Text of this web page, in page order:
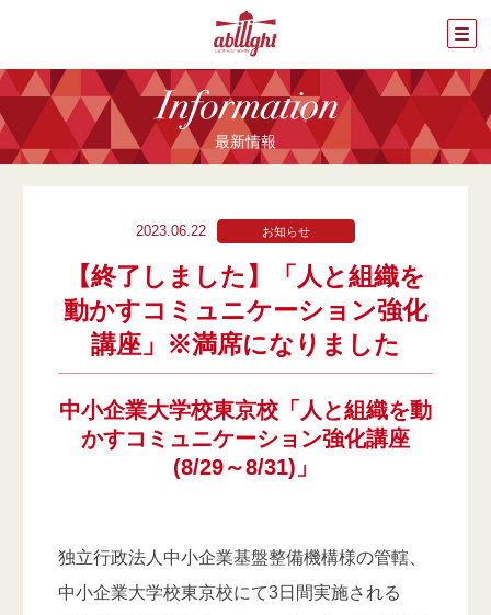
最新情報
2023.06.22 お知らせ
【終了しました】「人と組織を
動かすコミュニケーション強化
講座」※満席になりました
中小企業大学校東京校「人と組織を動
かすコミュニケーション強化講座
(8/29～8/31)」
独立行政法人中小企業基盤整備機構様の管轄、
中小企業大学校東京校にて3日間実施される